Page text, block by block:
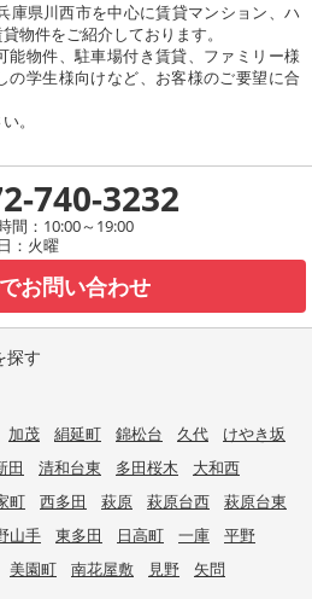
庫県川西市を中心に賃貸マンション、ハ
物件をご紹介しております。
能物件、駐車場付き賃貸、ファミリー様
の学生様向けなど、お客様のご要望に合
。
740-3232
間：10:00～19:00
：火曜
お問い合わせ
探す
加茂 絹延町 錦松台 久代
けやき坂
田 清和台東 多田桜木
大和西
町 西多田 萩原 萩原台西
萩原台東
山手 東多田 日高町 一庫
平野
美園町 南花屋敷 見野 矢問